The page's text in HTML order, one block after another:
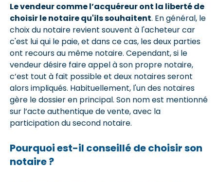
Le vendeur comme l’acquéreur ont la liberté de
choisir le notaire qu'ils souhaitent. En général, le
choix du notaire revient souvent à l'acheteur car
c'est lui qui le paie, et dans ce cas, les deux parties
ont recours au même notaire. Cependant, si le
vendeur désire faire appel à son propre notaire,
c’est tout à fait possible et deux notaires seront
alors impliqués. Habituellement, l'un des notaires
gère le dossier en principal. Son nom est mentionné
sur l’acte authentique de vente, avec la
participation du second notaire.
Pourquoi est-il conseillé de choisir son
notaire ?